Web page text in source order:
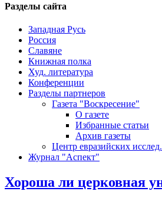
Разделы сайта
Западная Русь
Россия
Славяне
Книжная полка
Худ. литература
Конференции
Разделы партнеров
Газета "Воскресение"
О газете
Избранные статьи
Архив газеты
Центр евразийских исслед.
Журнал "Аспект"
Хороша ли церковная